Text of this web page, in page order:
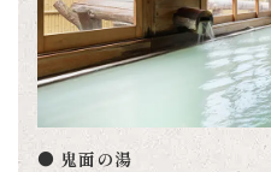
● 鬼面の湯